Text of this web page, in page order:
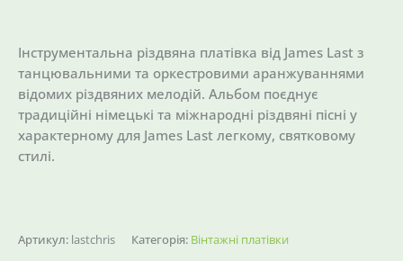
Інструментальна різдвяна платівка від James Last з
танцювальними та оркестровими аранжуваннями
відомих різдвяних мелодій. Альбом поєднує
традиційні німецькі та міжнародні різдвяні пісні у
характерному для James Last легкому, святковому
стилі.
Артикул: lastchris Категорія: Вінтажні платівки